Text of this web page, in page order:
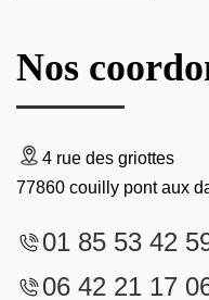
Nos
4 rue des griottes
77860 couilly pont aux
01 85 53 42
06 42 21 17